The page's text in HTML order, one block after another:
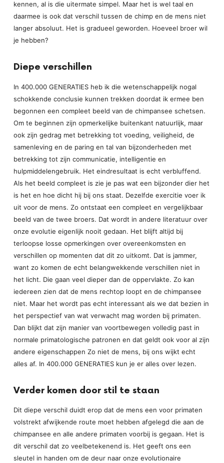
kennen, al is die uitermate simpel. Maar het is wel taal en
daarmee is ook dat verschil tussen de chimp en de mens niet
langer absoluut. Het is gradueel geworden. Hoeveel broer wil
je hebben?
Diepe verschillen
In 400.000 GENERATIES heb ik die wetenschappelijk nogal
schokkende conclusie kunnen trekken doordat ik ermee ben
begonnen een compleet beeld van de chimpansee schetsen.
Om te beginnen zijn opmerkelijke buitenkant natuurlijk, maar
ook zijn gedrag met betrekking tot voeding, veiligheid, de
samenleving en de paring en tal van bijzonderheden met
betrekking tot zijn communicatie, intelligentie en
hulpmiddelengebruik. Het eindresultaat is echt verbluffend.
Als het beeld compleet is zie je pas wat een bijzonder dier het
is het en hoe dicht hij bij ons staat. Dezelfde exercitie voer ik
uit voor de mens. Zo ontstaat een compleet en vergelijkbaar
beeld van de twee broers. Dat wordt in andere literatuur over
onze evolutie eigenlijk nooit gedaan. Het blijft altijd bij
terloopse losse opmerkingen over overeenkomsten en
verschillen op momenten dat dit zo uitkomt. Dat is jammer,
want zo komen de echt belangwekkende verschillen niet in
het licht. Die gaan veel dieper dan de oppervlakte. Zo kan
iedereen zien dat de mens rechtop loopt en de chimpansee
niet. Maar het wordt pas echt interessant als we dat bezien in
het perspectief van wat verwacht mag worden bij primaten.
Dan blijkt dat zijn manier van voortbewegen volledig past in
normale primatologische patronen en dat geldt ook voor al zijn
andere eigenschappen Zo niet de mens, bij ons wijkt echt
alles af. In 400.000 GENERATIES kun je er alles over lezen.
Verder komen door stil te staan
Dit diepe verschil duidt erop dat de mens een voor primaten
volstrekt afwijkende route moet hebben afgelegd die aan de
chimpansee en alle andere primaten voorbij is gegaan. Het is
dit verschil dat zo veelbetekenend is. Het geeft ons een
sleutel in handen om de deur naar onze evolutionaire